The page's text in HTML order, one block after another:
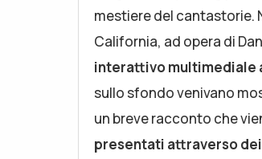
mestiere del cantastorie.
California, ad opera di
interattivo multimediale
sullo sfondo venivano
un breve racconto che
presentati attraverso